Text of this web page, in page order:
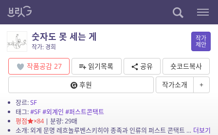
숫자도 못 세는 게
작가: 경희
작가
제안
작품공감 27 읽기목록 공유
숏코드복사
후원
작가소개 +
장르:SF
태그:#SF#외계인 #퍼스트콘택트
평점
×84| 분량: 29매
소개: 외계 문명 레흐놀루벤스키히야 종족과 인류의 퍼스트 콘택트 도중, 통역을 맡은 언어학 교수가 외계인의 숫자 세는 법을 이유로 펀치를 날려 협정이 파토날 위기에 처한다. 더보기